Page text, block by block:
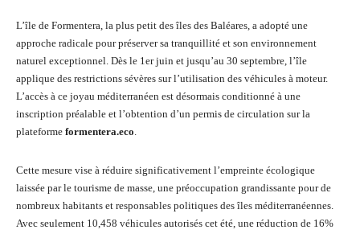
L’île de Formentera, la plus petit des îles des Baléares, a adopté une
approche radicale pour préserver sa tranquillité et son environnement
naturel exceptionnel. Dès le 1er juin et jusqu’au 30 septembre, l’île
applique des restrictions sévères sur l’utilisation des véhicules à moteur.
L’accès à ce joyau méditerranéen est désormais conditionné à une
inscription préalable et l’obtention d’un permis de circulation sur la
plateforme formentera.eco.
Cette mesure vise à réduire significativement l’empreinte écologique
laissée par le tourisme de masse, une préoccupation grandissante pour de
nombreux habitants et responsables politiques des îles méditerranéennes.
Avec seulement 10,458 véhicules autorisés cet été, une réduction de 16%